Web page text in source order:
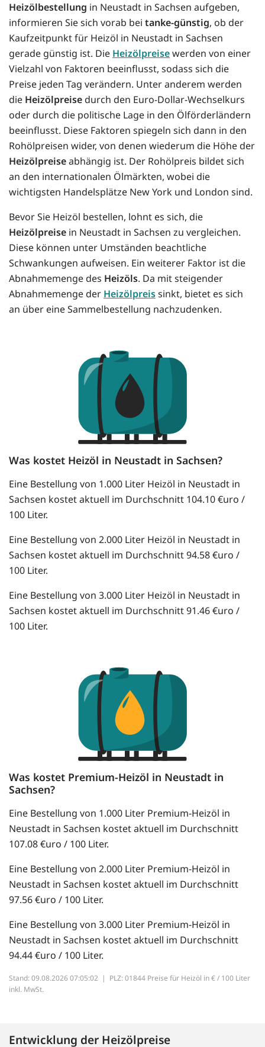
Heizölbestellung in Neustadt in Sachsen aufgeben,
informieren Sie sich vorab bei tanke-günstig, ob der
Kaufzeitpunkt für Heizöl in Neustadt in Sachsen
gerade günstig ist. Die Heizölpreisewerden von einer
Vielzahl von Faktoren beeinflusst, sodass sich die
Preise jeden Tag verändern. Unter anderem werden
die Heizölpreise durch den Euro-Dollar-Wechselkurs
oder durch die politische Lage in den Ölförderländern
beeinflusst. Diese Faktoren spiegeln sich dann in den
Rohölpreisen wider, von denen wiederum die Höhe der
Heizölpreiseabhängig ist. Der Rohölpreis bildet sich
an den internationalen Ölmärkten, wobei die
wichtigsten Handelsplätze New York und London sind.
Bevor Sie Heizöl bestellen, lohnt es sich, die
Heizölpreise in Neustadt in Sachsen zu vergleichen.
Diese können unter Umständen beachtliche
Schwankungen aufweisen. Ein weiterer Faktor ist die
Abnahmemenge des Heizöls. Da mit steigender
Abnahmemenge der Heizölpreissinkt, bietet es sich
an über eine Sammelbestellung nachzudenken.
Was kostet Heizöl in Neustadt in Sachsen?
Eine Bestellung von 1.000 Liter Heizöl in Neustadt in
Sachsen kostet aktuell im Durchschnitt 104.10 €uro /
100 Liter.
Eine Bestellung von 2.000 Liter Heizöl in Neustadt in
Sachsen kostet aktuell im Durchschnitt 94.58 €uro /
100 Liter.
Eine Bestellung von 3.000 Liter Heizöl in Neustadt in
Sachsen kostet aktuell im Durchschnitt 91.46 €uro /
100 Liter.
Was kostet Premium-Heizöl in Neustadt in
Sachsen?
Eine Bestellung von 1.000 Liter Premium-Heizöl in
Neustadt in Sachsen kostet aktuell im Durchschnitt
107.08 €uro / 100 Liter.
Eine Bestellung von 2.000 Liter Premium-Heizöl in
Neustadt in Sachsen kostet aktuell im Durchschnitt
97.56 €uro / 100 Liter.
Eine Bestellung von 3.000 Liter Premium-Heizöl in
Neustadt in Sachsen kostet aktuell im Durchschnitt
94.44 €uro / 100 Liter.
Stand: 09.08.2026 07:05:02 | PLZ: 01844 Preise für Heizöl in € / 100 Liter
inkl. MwSt.
Entwicklung der Heizölpreise